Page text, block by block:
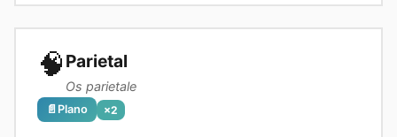
🧠 Parietal
Os parietale
📄 Plano ×2